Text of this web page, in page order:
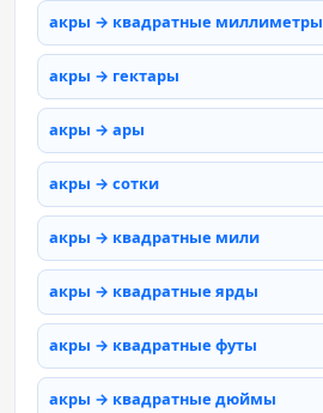
акры → квадратные миллиметры
акры → гектары
акры → ары
акры → сотки
акры → квадратные мили
акры → квадратные ярды
акры → квадратные футы
акры → квадратные дюймы